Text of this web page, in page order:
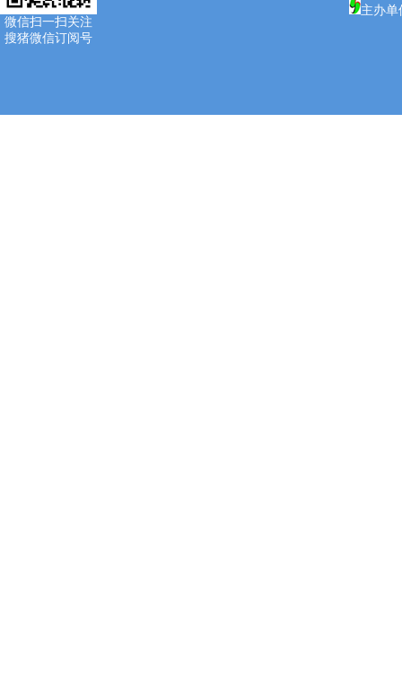
微信扫一扫关注
搜猪微信订阅号
主办单